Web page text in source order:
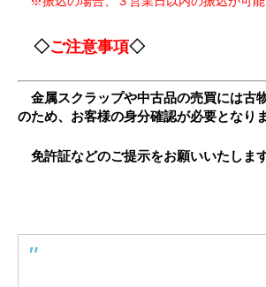
◇ご注意事項◇
金属スクラップや中古品の売買には古
のため、お客様の身分確認が必要となりま
免許証などのご提示をお願いいたします